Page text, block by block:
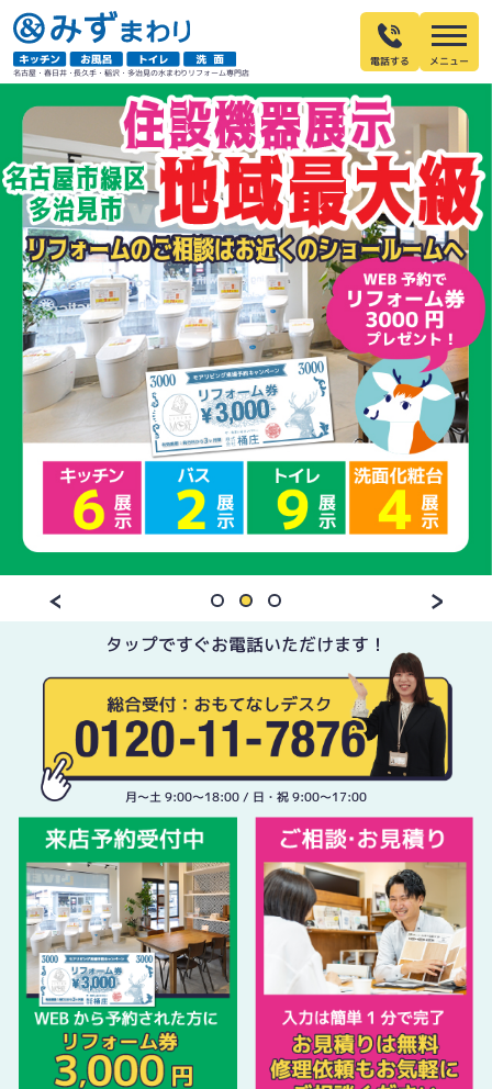
名古屋・春日井・長久手・稲沢・多治見の水まわりリフォーム専門店
電話する
タップですぐお電話いただけます！
月〜土 9:00〜18:00 / 日・祝 9:00〜17:00